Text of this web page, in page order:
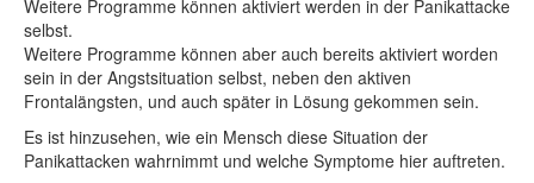
Weitere Programme können aktiviert werden in der Panikattacke
selbst.
Weitere Programme können aber auch bereits aktiviert worden
sein in der Angstsituation selbst, neben den aktiven
Frontalängsten, und auch später in Lösung gekommen sein.
Es ist hinzusehen, wie ein Mensch diese Situation der
Panikattacken wahrnimmt und welche Symptome hier auftreten.